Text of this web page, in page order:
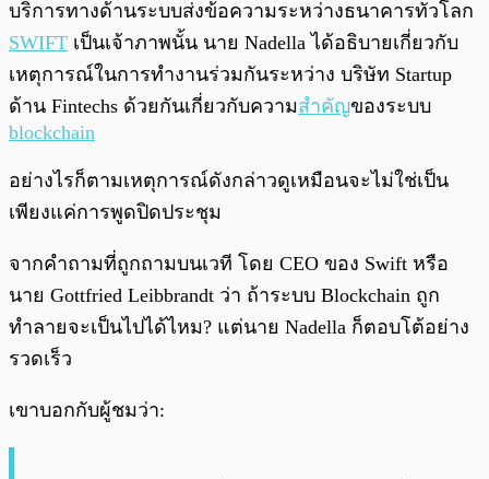
บริการทางด้านระบบส่งข้อความระหว่างธนาคารทั่วโลก
SWIFT เป็นเจ้าภาพนั้น นาย Nadella ได้อธิบายเกี่ยวกับ
เหตุการณ์ในการทำงานร่วมกันระหว่าง บริษัท Startup
ด้าน Fintechs ด้วยกันเกี่ยวกับความสำคัญของระบบ
blockchain
อย่างไรก็ตามเหตุการณ์ดังกล่าวดูเหมือนจะไม่ใช่เป็น
เพียงแค่การพูดปิดประชุม
จากคำถามที่ถูกถามบนเวที โดย CEO ของ Swift หรือ
นาย Gottfried Leibbrandt ว่า ถ้าระบบ Blockchain ถูก
ทำลายจะเป็นไปได้ไหม? แต่นาย Nadella ก็ตอบโต้อย่าง
รวดเร็ว
เขาบอกกับผู้ชมว่า: